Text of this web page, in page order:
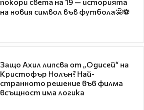
на новия символ във футбола🤩⚽
Защо Ахил липсва от „Одисей“ на
Кристофър Нолън? Най-
странното решение във филма
всъщност има логика